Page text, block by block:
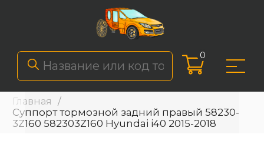
0
Главная
Суппорт тормозной задний правый 58230-
3Z160 582303Z160 Hyundai i40 2015-2018